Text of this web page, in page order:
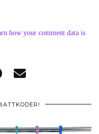
how your comment data is